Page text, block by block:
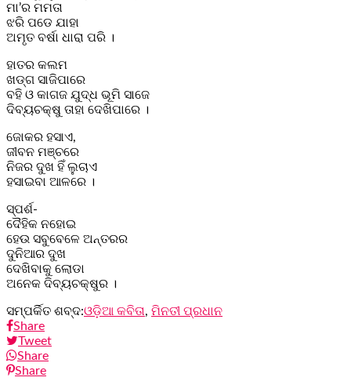
ମା’ର ମମତା
ଝରି ପଡେ ଯାହା
ଅମୃତ ବର୍ଷା ଧାରା ପରି ।
ହାତର କଲମ
ଖଡ୍ଗ ସାଜିପାରେ
ବହି ଓ କାଗଜ ଯୁଦ୍ଧ ଭୂମି ସାଜେ
ଦିବ୍ୟଚକ୍ଷୁ ତାହା ଦେଖିପାରେ ।
ଜୋକର ହସାଏ,
ଜୀବନ ମଞ୍ଚରେ
ନିଜର ଦୁଖ ହିଁ ଲୁଚାଏ
ହସାଇବା ଆଳରେ ।
ସ୍ପର୍ଶ-
ଦୈହିକ ନହୋଇ
ହେଉ ସବୁବେଳେ ଅନ୍ତରର
ଦୁନିଆର ଦୁଖ
ଦେଖିବାକୁ ଲୋଡା
ଅନେକ ଦିବ୍ୟଚକ୍ଷୁର ।
ସମ୍ପର୍କିତ ଶବ୍ଦ:ଓଡ଼ିଆ କବିତା, ମିନତୀ ପ୍ରଧାନ
Share
Tweet
Share
Share